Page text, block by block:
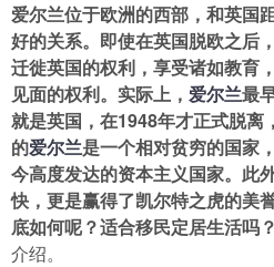
爱尔兰位于欧洲的西部，和英国
好的关系。即使在英国脱欧之后，
迁徙英国的权利，享受诸如教育
见面的权利。实际上， 爱尔兰最
就是英国，在1948年才正式脱离
的爱尔兰是一个相对贫穷的国家
今高度发达的资本主义国家。此
快，更是赢得了凯尔特之虎的美
底如何呢？适合移民定居生活吗？
介绍。